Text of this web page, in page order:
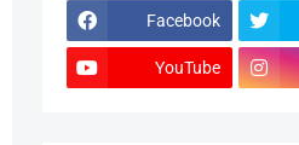
Facebook
YouTube